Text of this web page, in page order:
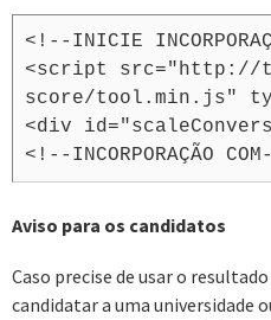
<!--INICIE
<script src="http://
score/tool.min.js"
<div
<!--INCORPORAÇÃO
Aviso para os candidatos
Caso precise de usar o
candidatar a uma universidade